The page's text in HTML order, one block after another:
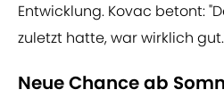
Entwicklung. Kovac betont:
zuletzt hatte, war wirklich
Neue Chance ab